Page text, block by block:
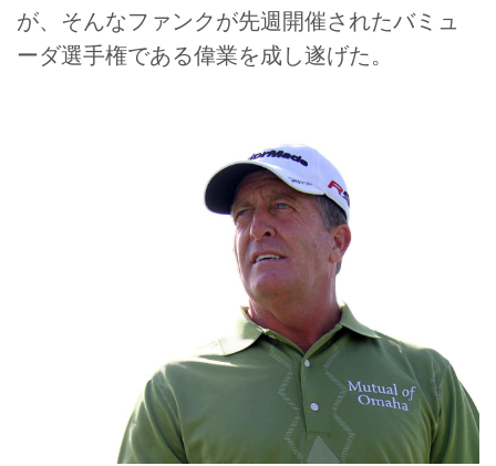
が、そんなファンクが先週開催されたバミュ
ーダ選手権である偉業を成し遂げた。